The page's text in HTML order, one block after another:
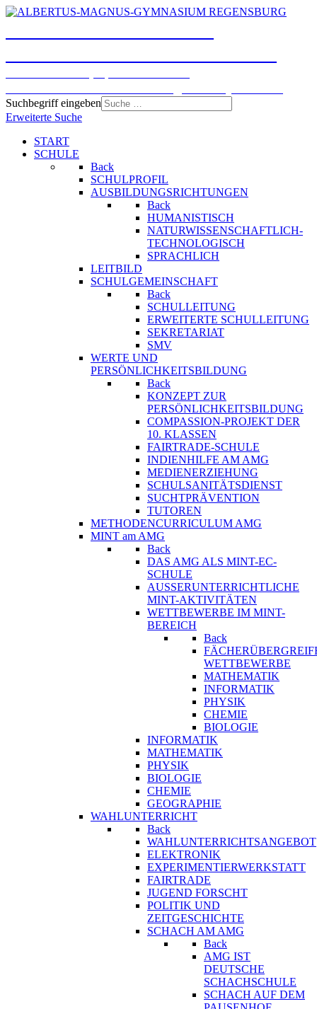
Suchbegriff eingeben
Erweiterte Suche
START
SCHULE
Back
SCHULPROFIL
AUSBILDUNGSRICHTUNGEN
Back
HUMANISTISCH
NATURWISSENSCHAFTLICH-
TECHNOLOGISCH
SPRACHLICH
LEITBILD
SCHULGEMEINSCHAFT
Back
SCHULLEITUNG
ERWEITERTE SCHULLEITUNG
SEKRETARIAT
SMV
WERTE UND
PERSÖNLICHKEITSBILDUNG
Back
KONZEPT ZUR
PERSÖNLICHKEITSBILDUNG
COMPASSION-PROJEKT DER
10. KLASSEN
FAIRTRADE-SCHULE
INDIENHILFE AM AMG
MEDIENERZIEHUNG
SCHULSANITÄTSDIENST
SUCHTPRÄVENTION
TUTOREN
METHODENCURRICULUM AMG
MINT am AMG
Back
DAS AMG ALS MINT-EC-
SCHULE
AUSSERUNTERRICHTLICHE
MINT-AKTIVITÄTEN
WETTBEWERBE IM MINT-
BEREICH
Back
WETTBEWERBE
MATHEMATIK
INFORMATIK
PHYSIK
CHEMIE
BIOLOGIE
INFORMATIK
MATHEMATIK
PHYSIK
BIOLOGIE
CHEMIE
GEOGRAPHIE
WAHLUNTERRICHT
Back
WAHLUNTERRICHTSANGEBOT
ELEKTRONIK
EXPERIMENTIERWERKSTATT
FAIRTRADE
JUGEND FORSCHT
POLITIK UND
ZEITGESCHICHTE
SCHACH AM AMG
Back
AMG IST
DEUTSCHE
SCHACHSCHULE
SCHACH AUF DEM